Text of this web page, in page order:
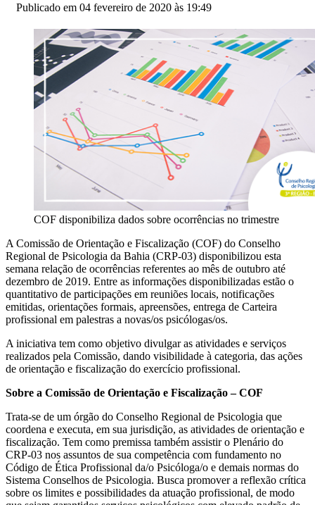
Publicado em 04 fevereiro de 2020 às 19:49
COF disponibiliza dados sobre ocorrências no trimestre
A Comissão de Orientação e Fiscalização (COF) do Conselho
Regional de Psicologia da Bahia (CRP-03) disponibilizou esta
semana relação de ocorrências referentes ao mês de outubro até
dezembro de 2019. Entre as informações disponibilizadas estão o
quantitativo de participações em reuniões locais, notificações
emitidas, orientações formais, apreensões, entrega de Carteira
profissional em palestras a novas/os psicólogas/os.
A iniciativa tem como objetivo divulgar as atividades e serviços
realizados pela Comissão, dando visibilidade à categoria, das ações
de orientação e fiscalização do exercício profissional.
Sobre a Comissão de Orientação e Fiscalização – COF
Trata-se de um órgão do Conselho Regional de Psicologia que
coordena e executa, em sua jurisdição, as atividades de orientação e
fiscalização. Tem como premissa também assistir o Plenário do
CRP-03 nos assuntos de sua competência com fundamento no
Código de Ética Profissional da/o Psicóloga/o e demais normas do
Sistema Conselhos de Psicologia. Busca promover a reflexão crítica
sobre os limites e possibilidades da atuação profissional, de modo